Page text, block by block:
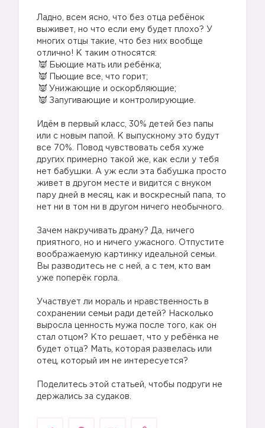
🐅
Ладно, всем ясно, что без отца ребёнок
выживет, но что если ему будет плохо? У
многих отцы такие, что без них вообще
отлично! К таким относятся:
Бьющие мать или ребёнка;
Пьющие все, что горит;
Унижающие и оскорбляющие;
Запугивающие и контролирующие.
Идём в первый класс, 30% детей без папы
или с новым папой. К выпускному это будут
все 70%. Повод чувствовать себя хуже
других примерно такой же, как если у тебя
нет бабушки. А уж если эта бабушка просто
живет в другом месте и видится с внуком
пару дней в месяц, как и воскресный папа, то
нет ни в том ни в другом ничего необычного.
Зачем накручивать драму? Да, ничего
приятного, но и ничего ужасного. Отпустите
воображаемую картинку идеальной семьи.
Вы разводитесь не с ней, а с тем, кто вам
уже поперёк горла.
Участвует ли мораль и нравственность в
сохранении семьи ради детей? Насколько
выросла ценность мужа после того, как он
стал отцом? Кто решает, что у ребёнка не
будет отца? Мать, которая развелась или
отец, который им не интересуется?
Поделитесь этой статьей, чтобы подруги не
держались за судаков.